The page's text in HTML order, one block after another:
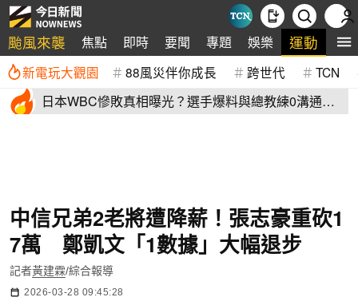
颱風來襲 焦點 即時 要聞 專題 娛樂 運動 全
新電玩大觀園 88風災伴你成長 跨世代 TCN
日本WBC慘敗真相曝光？選手爆料與總教練0溝通
中信兄弟2老將遭降薪！張志豪重砍1
7萬 鄭凱文「1數據」大幅退步
記者黃建霖/綜合報導
2026-03-28 09:45:28